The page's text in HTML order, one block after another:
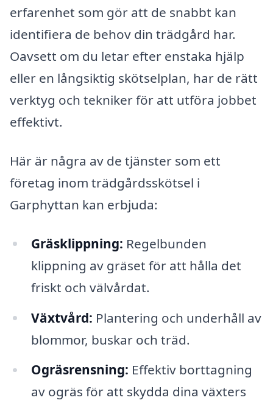
erfarenhet som gör att de snabbt kan
identifiera de behov din trädgård har.
Oavsett om du letar efter enstaka hjälp
eller en långsiktig skötselplan, har de rätt
verktyg och tekniker för att utföra jobbet
effektivt.
Här är några av de tjänster som ett
företag inom trädgårdsskötsel i
Garphyttan kan erbjuda:
Gräsklippning: Regelbunden
klippning av gräset för att hålla det
friskt och välvårdat.
Växtvård: Plantering och underhåll av
blommor, buskar och träd.
Ogräsrensning: Effektiv borttagning
av ogräs för att skydda dina växters